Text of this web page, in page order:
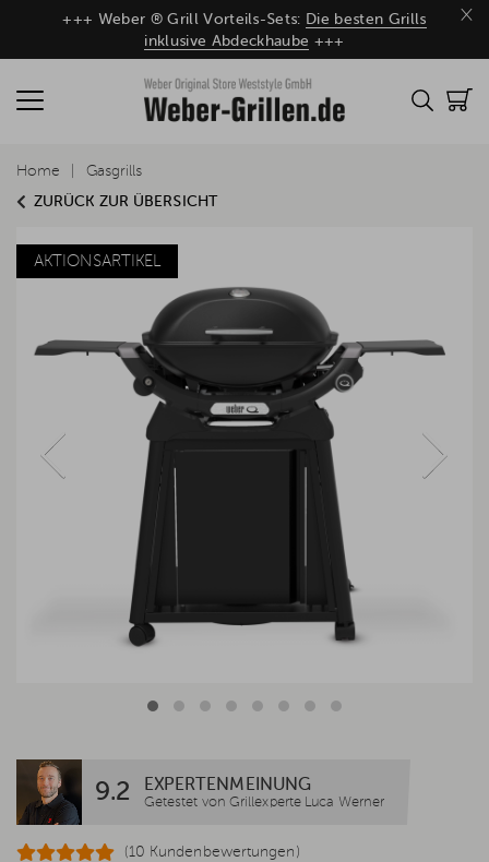
×
+++ Weber ® Grill Vorteils-Sets: Die besten Grills
inklusive Abdeckhaube +++
ZURÜCK ZUR ÜBERSICHT
Home Gasgrills
AKTIONSARTIKEL
9.2 EXPERTENMEINUNG
Getestet von Grillexperte Luca Werner
(10 Kundenbewertungen)